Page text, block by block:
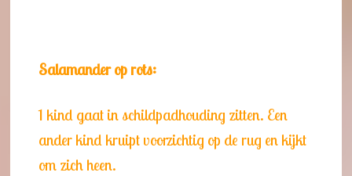
Salamander op rots:
1 kind gaat in schildpadhouding zitten. Een
ander kind kruipt voorzichtig op de rug en kijkt
om zich heen.